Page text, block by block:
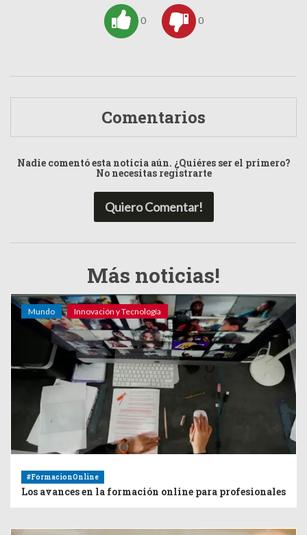
0 0
Comentarios
Nadie comentó esta noticia aún. ¿Quiéres ser el primero?
No necesitas registrarte
Quiero Comentar!
Más noticias!
Mundo Innovación y Tecnología
#FormacionOnline
Los avances en la formación online para profesionales